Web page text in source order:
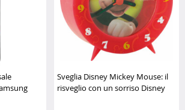
Sveglia Disney Mickey Mouse: il
risveglio con un sorriso Disney